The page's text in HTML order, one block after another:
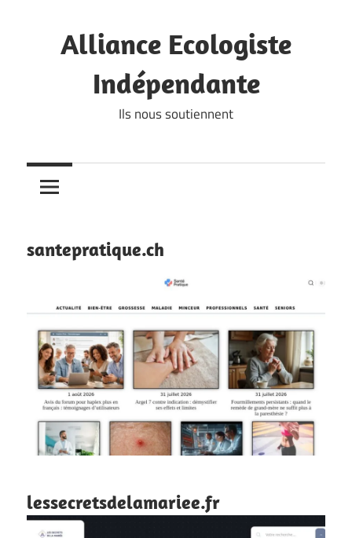
contentAlliance Ecologiste
Indépendante
Ils nous soutiennent
santepratique.ch
lessecretsdelamariee.fr